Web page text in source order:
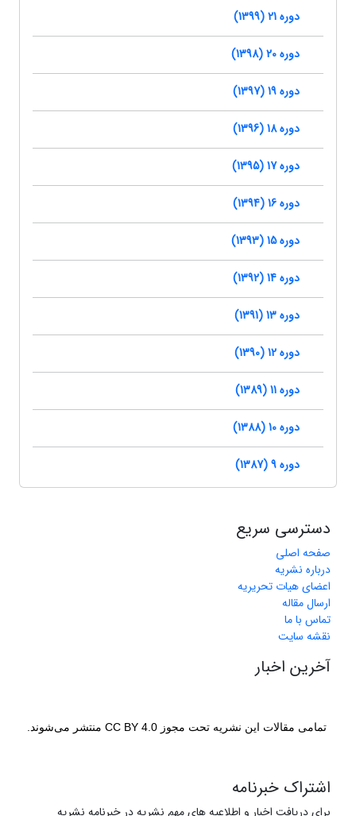
دوره 21 (1399)
دوره 20 (1398)
دوره 19 (1397)
دوره 18 (1396)
دوره 17 (1395)
دوره 16 (1394)
دوره 15 (1393)
دوره 14 (1392)
دوره 13 (1391)
دوره 12 (1390)
دوره 11 (1389)
دوره 10 (1388)
دوره 9 (1387)
دسترسی سریع
صفحه اصلی
درباره نشریه
اعضای هیات تحریریه
ارسال مقاله
تماس با ما
نقشه سایت
آخرین اخبار
تمامی مقالات این نشریه تحت مجوز CC BY 4.0 منتشر می‌شوند.
اشتراک خبرنامه
برای دریافت اخبار و اطلاعیه های مهم نشریه در خبرنامه نشریه